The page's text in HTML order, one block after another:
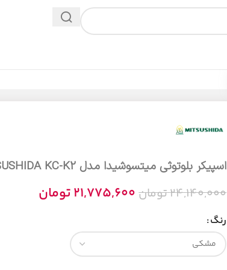
اسپیکر بلوتوثی میتسوشیدا مدل MITSUSHIDA KC-K2
24,140,000تومان 21,775,600تومان
رنگ